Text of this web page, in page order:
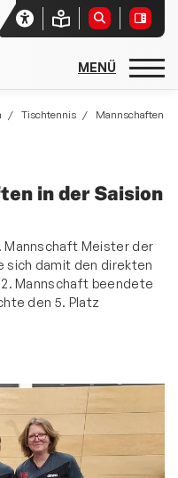
Tischtennis
Mannschaften
in der Saision
Mannschaft Meister der
sich damit den direkten
Mannschaft beendete
den 5. Platz